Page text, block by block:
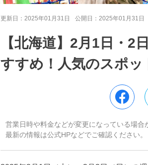
更新日： 2025年01月31日 公開日： 2025年01月31日
【北海道】2月1日・2
すすめ！人気のスポ
営業日時や料金などが変更になっている場合
最新の情報は公式HPなどでご確認ください。